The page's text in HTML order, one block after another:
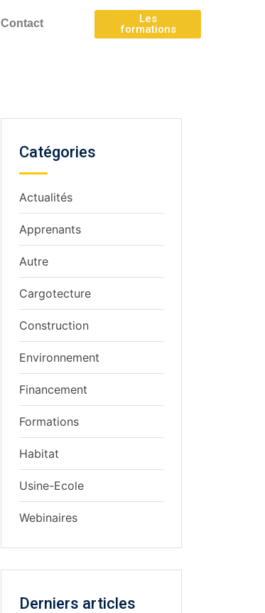
Contact
Les
formations
Catégories
Actualités
Apprenants
Autre
Cargotecture
Construction
Environnement
Financement
Formations
Habitat
Usine-Ecole
Webinaires
Derniers articles